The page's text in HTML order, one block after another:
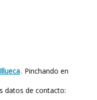
. Pinchando en
datos de contacto: